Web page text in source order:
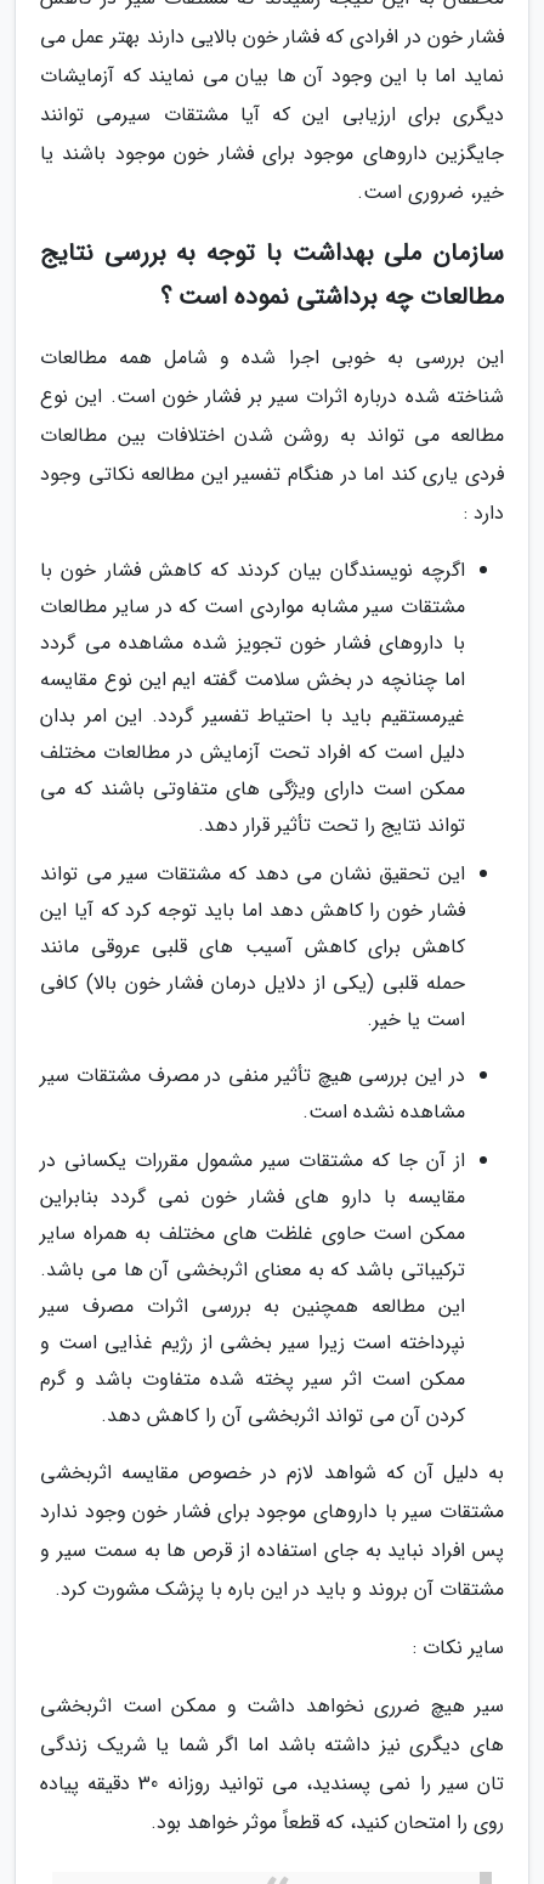
فشار خون در افرادی که فشار خون بالایی دارند بهتر عمل می
نماید اما با این وجود آن ها بیان می نمایند که آزمایشات
دیگری برای ارزیابی این که آیا مشتقات سیرمی توانند
جایگزین داروهای موجود برای فشار خون موجود باشند یا
خیر، ضروری است.
سازمان ملی بهداشت با توجه به بررسی نتایج
مطالعات چه برداشتی نموده است ؟
این بررسی به خوبی اجرا شده و شامل همه مطالعات
شناخته شده درباره اثرات سیر بر فشار خون است. این نوع
مطالعه می تواند به روشن شدن اختلافات بین مطالعات
فردی یاری کند اما در هنگام تفسیر این مطالعه نکاتی وجود
دارد :
اگرچه نویسندگان بیان کردند که کاهش فشار خون با
مشتقات سیر مشابه مواردی است که در سایر مطالعات
با داروهای فشار خون تجویز شده مشاهده می گردد
اما چنانچه در بخش سلامت گفته ایم این نوع مقایسه
غیرمستقیم باید با احتیاط تفسیر گردد. این امر بدان
دلیل است که افراد تحت آزمایش در مطالعات مختلف
ممکن است دارای ویژگی های متفاوتی باشند که می
تواند نتایج را تحت تأثیر قرار دهد.
این تحقیق نشان می دهد که مشتقات سیر می تواند
فشار خون را کاهش دهد اما باید توجه کرد که آیا این
کاهش برای کاهش آسیب های قلبی عروقی مانند
حمله قلبی (یکی از دلایل درمان فشار خون بالا) کافی
است یا خیر.
در این بررسی هیچ تأثیر منفی در مصرف مشتقات سیر
مشاهده نشده است.
از آن جا که مشتقات سیر مشمول مقررات یکسانی در
مقایسه با دارو های فشار خون نمی گردد بنابراین
ممکن است حاوی غلظت های مختلف به همراه سایر
ترکیباتی باشد که به معنای اثربخشی آن ها می باشد.
این مطالعه همچنین به بررسی اثرات مصرف سیر
نپرداخته است زیرا سیر بخشی از رژیم غذایی است و
ممکن است اثر سیر پخته شده متفاوت باشد و گرم
کردن آن می تواند اثربخشی آن را کاهش دهد.
به دلیل آن که شواهد لازم در خصوص مقایسه اثربخشی
مشتقات سیر با داروهای موجود برای فشار خون وجود ندارد
پس افراد نباید به جای استفاده از قرص ها به سمت سیر و
مشتقات آن بروند و باید در این باره با پزشک مشورت کرد.
سایر نکات :
سیر هیچ ضرری نخواهد داشت و ممکن است اثربخشی
های دیگری نیز داشته باشد اما اگر شما یا شریک زندگی
تان سیر را نمی پسندید، می توانید روزانه 30 دقیقه پیاده
روی را امتحان کنید، که قطعاً موثر خواهد بود.